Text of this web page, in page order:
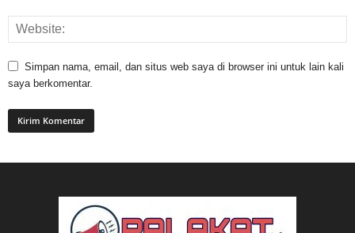
Simpan nama, email, dan situs web saya di browser ini untuk lain kali
saya berkomentar.